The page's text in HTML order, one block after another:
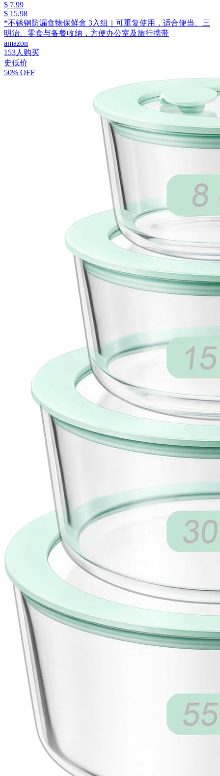
$ 7.99
$ 15.98
*不锈钢防漏食物保鲜盒 3入组｜可重复使用，适合便当、三
明治、零食与备餐收纳，方便办公室及旅行携带
amazon
153人购买
史低价
50% OFF